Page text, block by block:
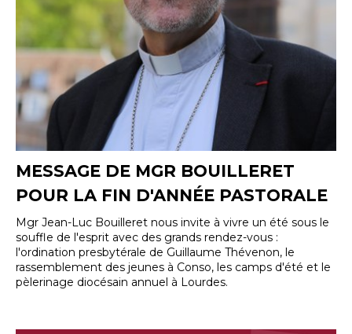
MESSAGE DE MGR BOUILLERET
POUR LA FIN D'ANNÉE PASTORALE
Mgr Jean-Luc Bouilleret nous invite à vivre un été sous le
souffle de l'esprit avec des grands rendez-vous :
l'ordination presbytérale de Guillaume Thévenon, le
rassemblement des jeunes à Conso, les camps d'été et le
pèlerinage diocésain annuel à Lourdes.